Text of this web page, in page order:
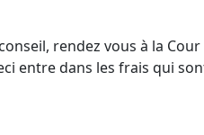
rendez vous à la
entre dans les frais qui